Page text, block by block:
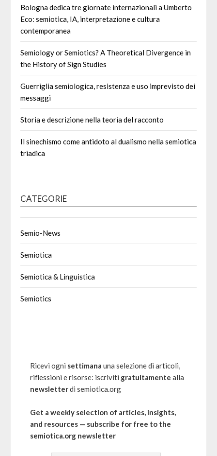
Bologna dedica tre giornate internazionali a Umberto
Eco: semiotica, IA, interpretazione e cultura
contemporanea
Semiology or Semiotics? A Theoretical Divergence in
the History of Sign Studies
Guerriglia semiologica, resistenza e uso imprevisto dei
messaggi
Storia e descrizione nella teoria del racconto
Il sinechismo come antidoto al dualismo nella semiotica
triadica
CATEGORIE
Semio-News
Semiotica
Semiotica & Linguistica
Semiotics
Ricevi ogni settimana una selezione di articoli,
riflessioni e risorse: iscriviti gratuitamente alla
newsletterdi semiotica.org
Get a weekly selection of articles, insights,
and resources — subscribe for free to the
semiotica.org newsletter